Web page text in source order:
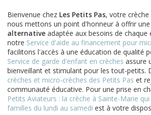
Bienvenue chez Les Petits Pas, votre
nous mettons un point d'honneur à offrir une
alternative adaptée aux besoins de chaque
notre Service d'aide au financement pour
facilitons l'accès à une éducation de qualité
Service de garde d'enfant en crèches assure
bienveillant et stimulant pour les tout-petits.
crèches et micro-crèches des Petits Pas et
communauté éducative. Pour une prise en
Petits Aviateurs : la crèche à Sainte-Marie
familles du lundi au samedi est à votre